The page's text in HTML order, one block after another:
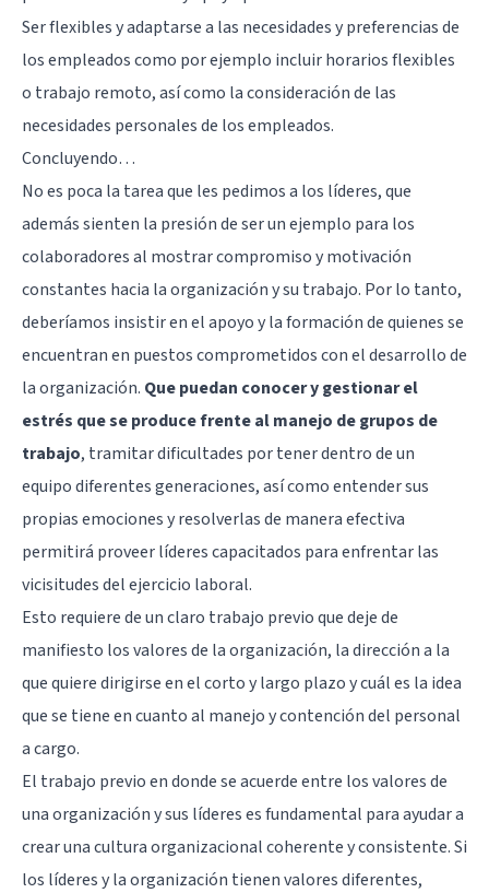
Ser flexibles y adaptarse a las necesidades y preferencias de
los empleados como por ejemplo incluir horarios flexibles
o trabajo remoto, así como la consideración de las
necesidades personales de los empleados.
Concluyendo…
No es poca la tarea que les pedimos a los líderes, que
además sienten la presión de ser un ejemplo para los
colaboradores al mostrar compromiso y motivación
constantes hacia la organización y su trabajo. Por lo tanto,
deberíamos insistir en el apoyo y la formación de quienes se
encuentran en puestos comprometidos con el desarrollo de
la organización. Que puedan conocer y gestionar el
estrés que se produce frente al manejo de grupos de
trabajo, tramitar dificultades por tener dentro de un
equipo diferentes generaciones, así como entender sus
propias emociones y resolverlas de manera efectiva
permitirá proveer líderes capacitados para enfrentar las
vicisitudes del ejercicio laboral.
Esto requiere de un claro trabajo previo que deje de
manifiesto los valores de la organización, la dirección a la
que quiere dirigirse en el corto y largo plazo y cuál es la idea
que se tiene en cuanto al manejo y contención del personal
a cargo.
El trabajo previo en donde se acuerde entre los valores de
una organización y sus líderes es fundamental para ayudar a
crear una cultura organizacional coherente y consistente. Si
los líderes y la organización tienen valores diferentes,